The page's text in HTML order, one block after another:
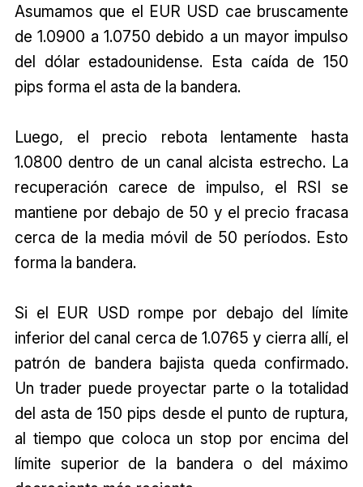
Asumamos que el EUR USD cae bruscamente
de 1.0900 a 1.0750 debido a un mayor impulso
del dólar estadounidense. Esta caída de 150
pips forma el asta de la bandera.
Luego, el precio rebota lentamente hasta
1.0800 dentro de un canal alcista estrecho. La
recuperación carece de impulso, el RSI se
mantiene por debajo de 50 y el precio fracasa
cerca de la media móvil de 50 períodos. Esto
forma la bandera.
Si el EUR USD rompe por debajo del límite
inferior del canal cerca de 1.0765 y cierra allí, el
patrón de bandera bajista queda confirmado.
Un trader puede proyectar parte o la totalidad
del asta de 150 pips desde el punto de ruptura,
al tiempo que coloca un stop por encima del
límite superior de la bandera o del máximo